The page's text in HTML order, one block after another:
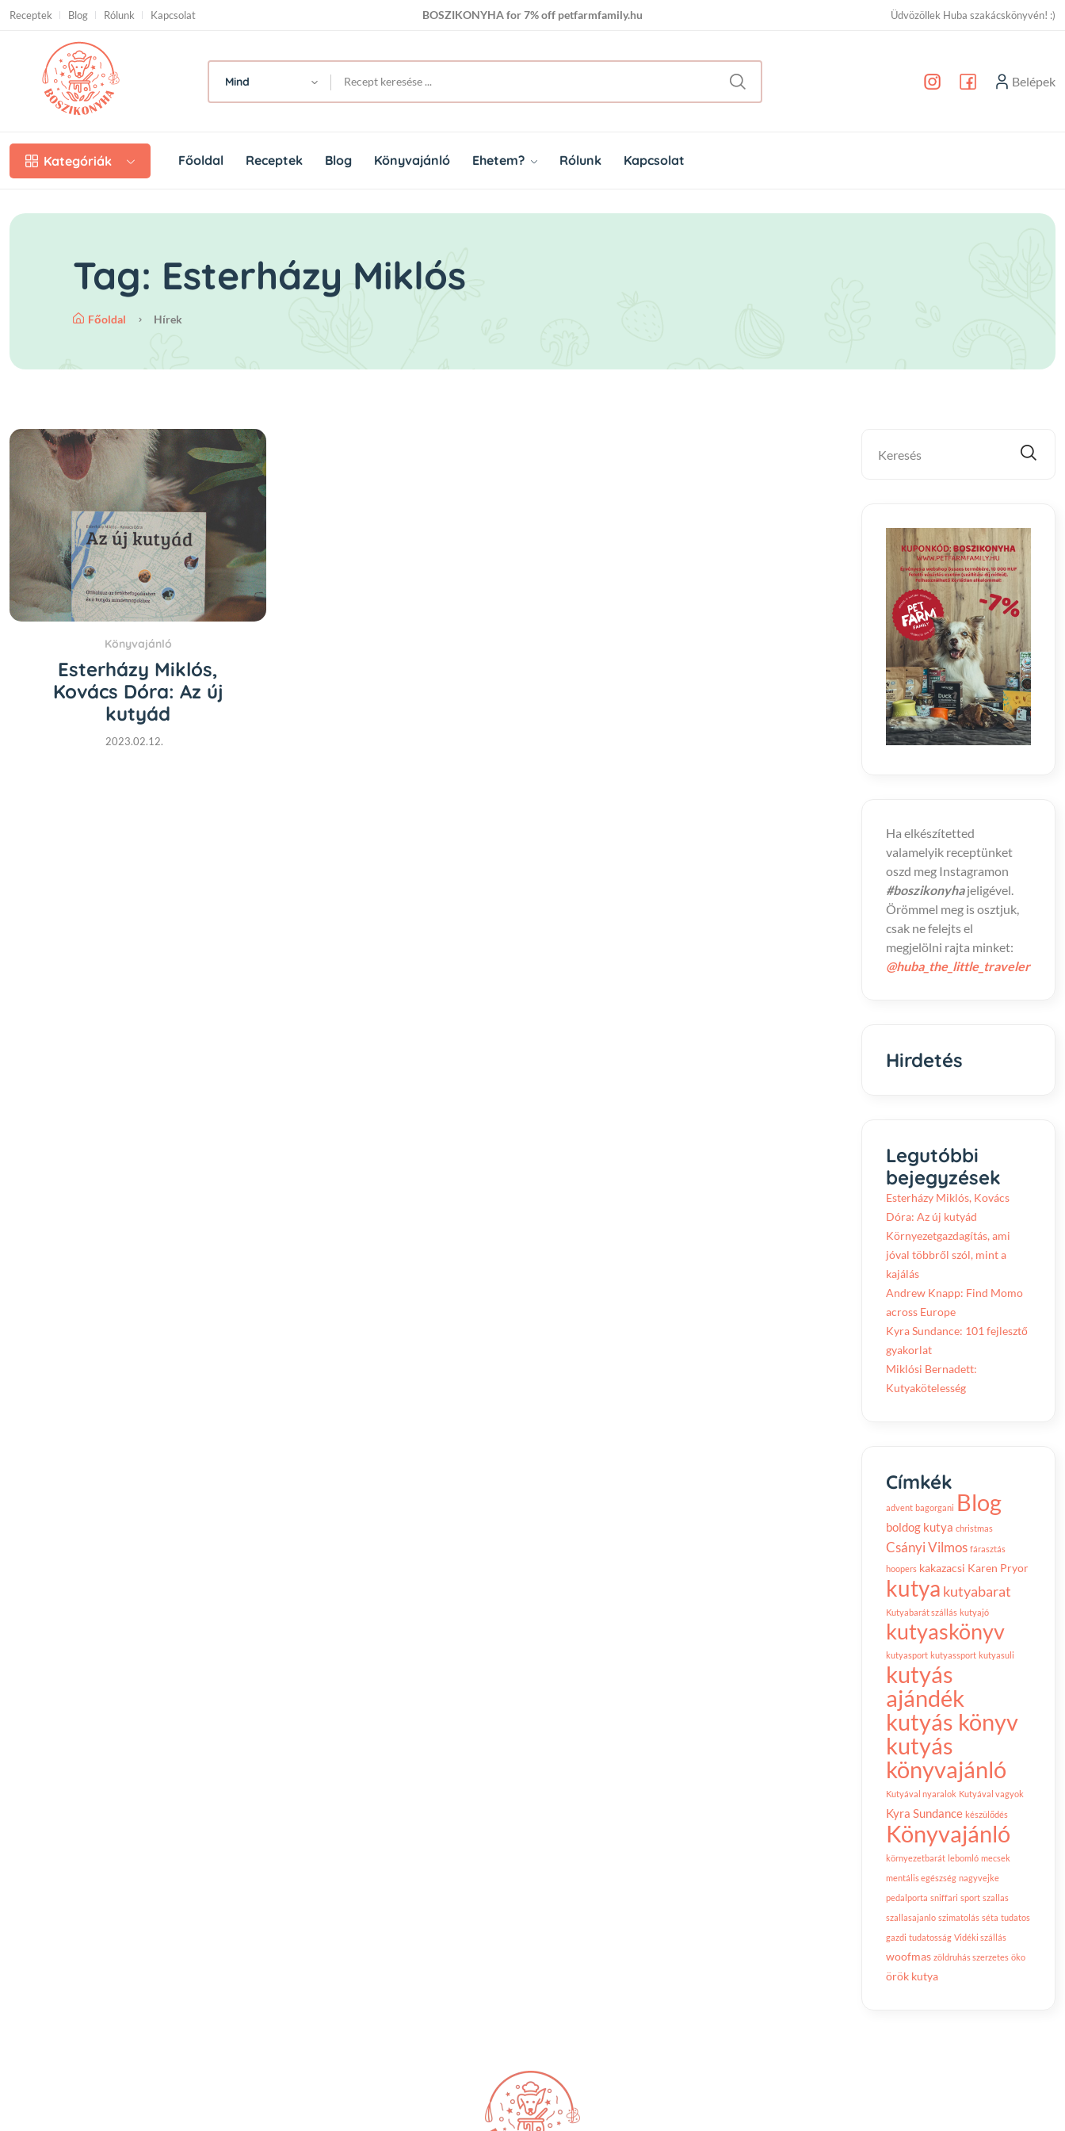
Skip to main content
Receptek Blog Rólunk Kapcsolat BOSZIKONYHA for 7% off petfarmfamily.hu Üdvözöllek Huba szakácskönyvén! :)
Mind Belépek
Kategóriák Főoldal Receptek Blog Könyvajánló Ehetem? Rólunk Kapcsolat
Tag: Esterházy Miklós
Főoldal Hírek
Könyvajánló
Esterházy Miklós,
Kovács Dóra: Az új
kutyád
2023.02.12.
Ha elkészítetted
valamelyik receptünket
oszd meg Instagramon
#boszikonyhajeligével.
Örömmel meg is osztjuk,
csak ne felejts el
megjelölni rajta minket:
@huba_the_little_traveler
Hirdetés
Legutóbbi
bejegyzések
Esterházy Miklós, Kovács
Dóra: Az új kutyád
Környezetgazdagítás, ami
jóval többről szól, mint a
kajálás
Andrew Knapp: Find Momo
across Europe
Kyra Sundance: 101 fejlesztő
gyakorlat
Miklósi Bernadett:
Kutyakötelesség
Címkék
advent bagorgani Blog
boldog kutya christmas
Csányi Vilmos fárasztás
hoopers kakazacsi Karen Pryor
kutya kutyabarat
Kutyabarát szállás kutyajó
kutyaskönyv
kutyasport kutyassport kutyasuli
kutyás
ajándék
kutyás könyv
kutyás
könyvajánló
Kutyával nyaralok Kutyával vagyok
Kyra Sundance készülődés
Könyvajánló
környezetbarát lebomló mecsek
mentális egészség nagyvejke
pedalporta sniffari sport szallas
szallasajanlo szimatolás séta tudatos
gazdi tudatosság Vidéki szállás
woofmas zöldruhás szerzetes öko
örök kutya